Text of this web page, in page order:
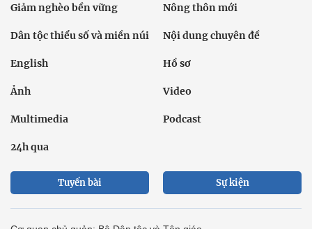
Giảm nghèo bền vững Nông thôn mới
Dân tộc thiểu số và miền núi Nội dung chuyên đề
English Hồ sơ
Ảnh Video
Multimedia Podcast
24h qua
Tuyến bài Sự kiện